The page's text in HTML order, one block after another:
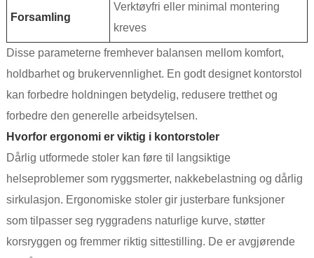
Forsamling
Verktøyfri eller minimal montering
kreves
Disse parameterne fremhever balansen mellom komfort,
holdbarhet og brukervennlighet. En godt designet kontorstol
kan forbedre holdningen betydelig, redusere tretthet og
forbedre den generelle arbeidsytelsen.
Hvorfor ergonomi er viktig i kontorstoler
Dårlig utformede stoler kan føre til langsiktige
helseproblemer som ryggsmerter, nakkebelastning og dårlig
sirkulasjon. Ergonomiske stoler gir justerbare funksjoner
som tilpasser seg ryggradens naturlige kurve, støtter
korsryggen og fremmer riktig sittestilling. De er avgjørende